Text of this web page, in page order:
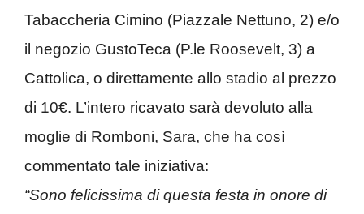
Tabaccheria Cimino (Piazzale Nettuno, 2) e/o
il negozio GustoTeca (P.le Roosevelt, 3) a
Cattolica, o direttamente allo stadio al prezzo
di 10€. L’intero ricavato sarà devoluto alla
moglie di Romboni, Sara, che ha così
commentato tale iniziativa:
“Sono felicissima di questa festa in onore di